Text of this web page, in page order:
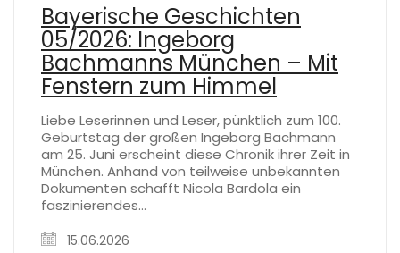
Bayerische Geschichten
05/2026: Ingeborg
Bachmanns München – Mit
Fenstern zum Himmel
Liebe Leserinnen und Leser, pünktlich zum 100.
Geburtstag der großen Ingeborg Bachmann
am 25. Juni erscheint diese Chronik ihrer Zeit in
München. Anhand von teilweise unbekannten
Dokumenten schafft Nicola Bardola ein
faszinierendes…
15.06.2026